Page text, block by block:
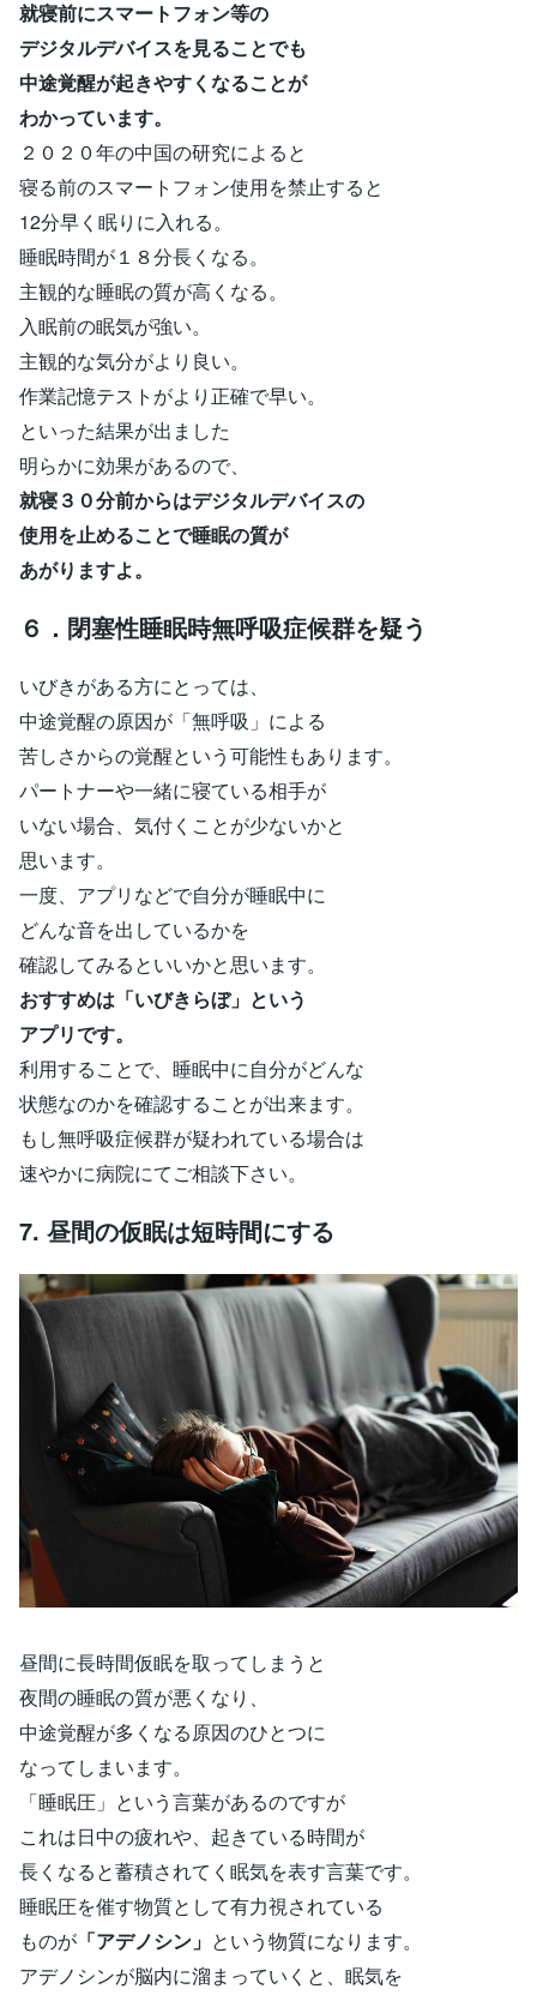
就寝前にスマートフォン等の
デジタルデバイスを見ることでも
中途覚醒が起きやすくなることが
わかっています。
２０２０年の中国の研究によると
寝る前のスマートフォン使用を禁止すると
12分早く眠りに入れる。
睡眠時間が１８分長くなる。
主観的な睡眠の質が高くなる。
入眠前の眠気が強い。
主観的な気分がより良い。
作業記憶テストがより正確で早い。
といった結果が出ました
明らかに効果があるので、
就寝３０分前からはデジタルデバイスの
使用を止めることで睡眠の質が
あがりますよ。
６．閉塞性睡眠時無呼吸症候群を疑う
いびきがある方にとっては、
中途覚醒の原因が「無呼吸」による
苦しさからの覚醒という可能性もあります。
パートナーや一緒に寝ている相手が
いない場合、気付くことが少ないかと
思います。
一度、アプリなどで自分が睡眠中に
どんな音を出しているかを
確認してみるといいかと思います。
おすすめは「いびきらぼ」という
アプリです。
利用することで、睡眠中に自分がどんな
状態なのかを確認することが出来ます。
もし無呼吸症候群が疑われている場合は
速やかに病院にてご相談下さい。
7. 昼間の仮眠は短時間にする
昼間に長時間仮眠を取ってしまうと
夜間の睡眠の質が悪くなり、
中途覚醒が多くなる原因のひとつに
なってしまいます。
「睡眠圧」という言葉があるのですが
これは日中の疲れや、起きている時間が
長くなると蓄積されてく眠気を表す言葉です。
睡眠圧を催す物質として有力視されている
ものが 「アデノシン」 という物質になります。
アデノシンが脳内に溜まっていくと、眠気を